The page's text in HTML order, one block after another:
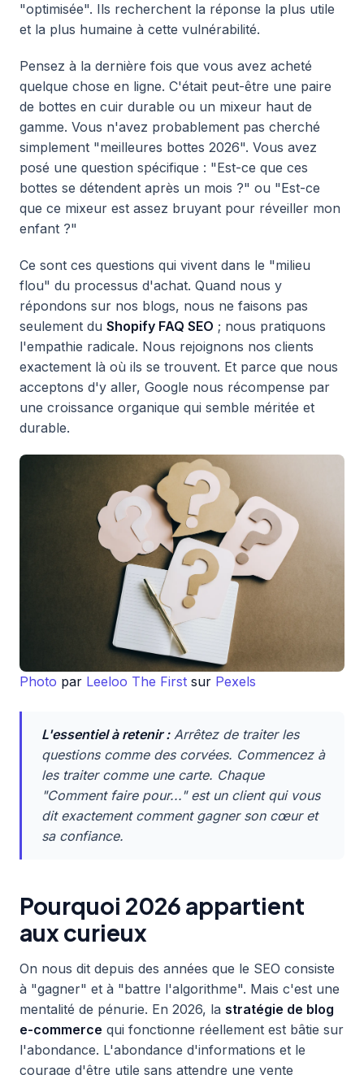
"optimisée". Ils recherchent la réponse la plus utile
et la plus humaine à cette vulnérabilité.
Pensez à la dernière fois que vous avez acheté
quelque chose en ligne. C'était peut-être une paire
de bottes en cuir durable ou un mixeur haut de
gamme. Vous n'avez probablement pas cherché
simplement "meilleures bottes 2026". Vous avez
posé une question spécifique : "Est-ce que ces
bottes se détendent après un mois ?" ou "Est-ce
que ce mixeur est assez bruyant pour réveiller mon
enfant ?"
Ce sont ces questions qui vivent dans le "milieu
flou" du processus d'achat. Quand nous y
répondons sur nos blogs, nous ne faisons pas
seulement du Shopify FAQ SEO ; nous pratiquons
l'empathie radicale. Nous rejoignons nos clients
exactement là où ils se trouvent. Et parce que nous
acceptons d'y aller, Google nous récompense par
une croissance organique qui semble méritée et
durable.
Photo par Leeloo The First sur Pexels
L'essentiel à retenir :Arrêtez de traiter les
questions comme des corvées. Commencez à
les traiter comme une carte. Chaque
"Comment faire pour..." est un client qui vous
dit exactement comment gagner son cœur et
sa confiance.
Pourquoi 2026 appartient
aux curieux
On nous dit depuis des années que le SEO consiste
à "gagner" et à "battre l'algorithme". Mais c'est une
mentalité de pénurie. En 2026, la stratégie de blog
e-commerce qui fonctionne réellement est bâtie sur
l'abondance. L'abondance d'informations et le
courage d'être utile sans attendre une vente